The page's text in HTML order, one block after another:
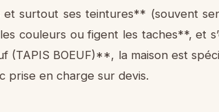
surtout ses teintures** (souvent
couleurs ou figent les taches**, et
BOEUF)**, la maison est
prise en charge sur devis.